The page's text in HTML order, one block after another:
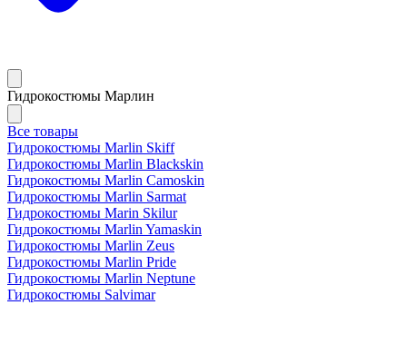
Гидрокостюмы Марлин
Все товары
Гидрокостюмы Marlin Skiff
Гидрокостюмы Marlin Blackskin
Гидрокостюмы Marlin Camoskin
Гидрокостюмы Marlin Sarmat
Гидрокостюмы Marin Skilur
Гидрокостюмы Marlin Yamaskin
Гидрокостюмы Marlin Zeus
Гидрокостюмы Marlin Pride
Гидрокостюмы Marlin Neptune
Гидрокостюмы Salvimar